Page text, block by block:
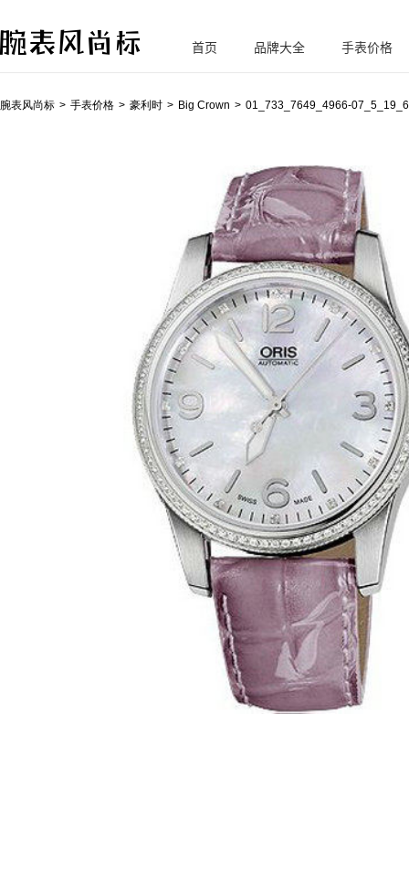
腕
首页 品牌大全 手表价格
腕表风尚标 手表价格 豪利时 Big Crown 01_733_7649_4966-